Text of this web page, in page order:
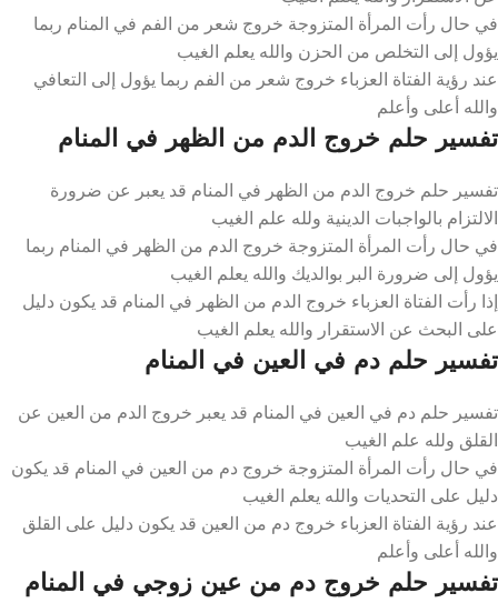
في حال رأت المرأة المتزوجة خروج شعر من الفم في المنام ربما
يؤول إلى التخلص من الحزن والله يعلم الغيب
عند رؤية الفتاة العزباء خروج شعر من الفم ربما يؤول إلى التعافي
والله أعلى وأعلم
تفسير حلم خروج الدم من الظهر في المنام
تفسير حلم خروج الدم من الظهر في المنام قد يعبر عن ضرورة
الالتزام بالواجبات الدينية ولله علم الغيب
في حال رأت المرأة المتزوجة خروج الدم من الظهر في المنام ربما
يؤول إلى ضرورة البر بوالديك والله يعلم الغيب
إذا رأت الفتاة العزباء خروج الدم من الظهر في المنام قد يكون دليل
على البحث عن الاستقرار والله يعلم الغيب
تفسير حلم دم في العين في المنام
تفسير حلم دم في العين في المنام قد يعبر خروج الدم من العين عن
القلق ولله علم الغيب
في حال رأت المرأة المتزوجة خروج دم من العين في المنام قد يكون
دليل على التحديات والله يعلم الغيب
عند رؤية الفتاة العزباء خروج دم من العين قد يكون دليل على القلق
والله أعلى وأعلم
تفسير حلم خروج دم من عين زوجي في المنام